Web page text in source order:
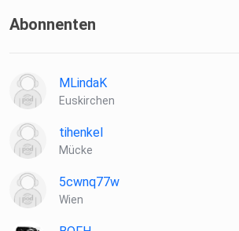
anzuwenden? Und
Die Antworten gibt Sabine in dieser Folge.
Profile:
Abonnenten
MLindaK
Euskirchen
tihenkel
Mücke
5cwnq77w
Wien